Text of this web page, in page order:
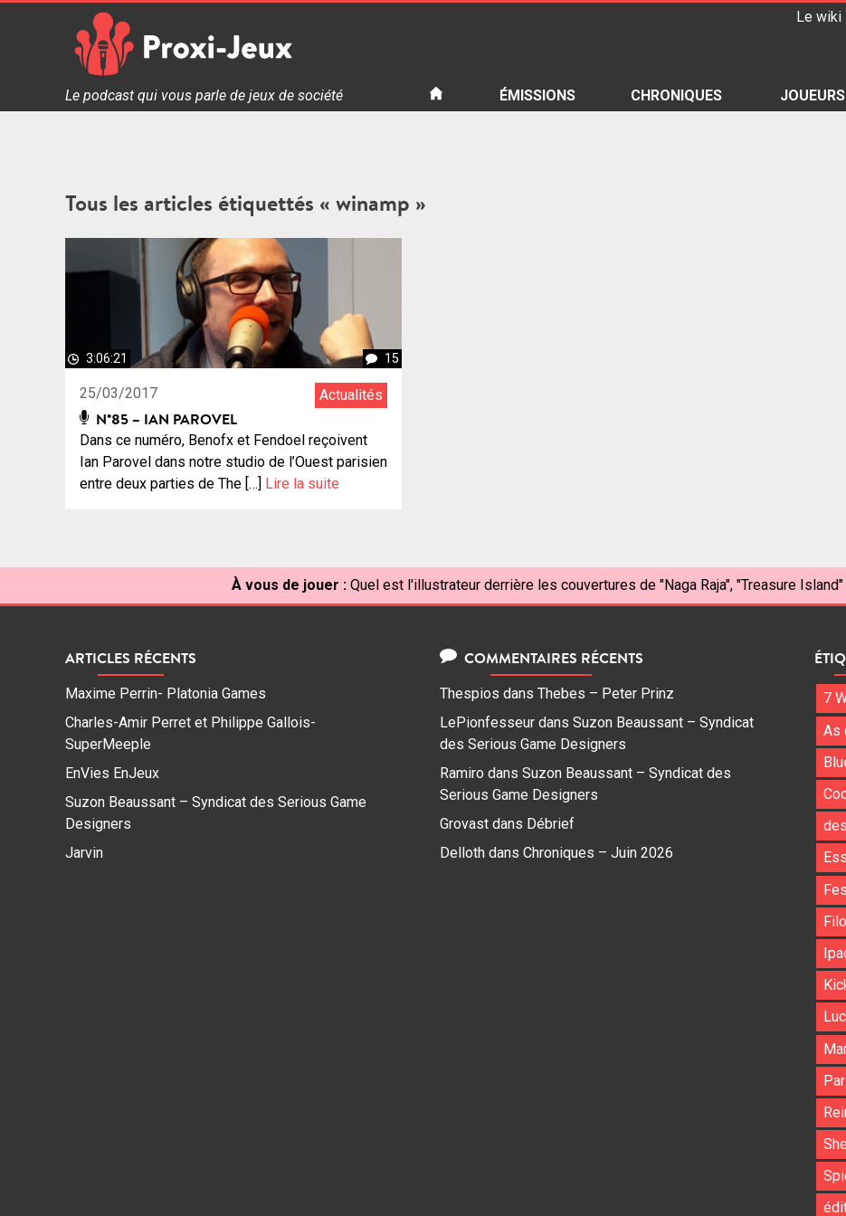
Le wiki
Proxi Jeux - Le podcast qui vous parle de jeux de société
Le podcast qui vous parle de jeux de société ÉMISSIONS CHRONIQUES
Tous les articles étiquettés « winamp »
3:06:21 15
25/03/2017 Actualités
N°85 – IAN PAROVEL
Dans ce numéro, Benofx et Fendoel reçoivent
Ian Parovel dans notre studio de l’Ouest parisien
entre deux parties de The […] Lire la suite
À vous de jouer : Quel est l'illustrateur derrière les couvertures de "Naga Raja", "Treasure
ARTICLES RÉCENTS
Maxime Perrin- Platonia Games
Charles-Amir Perret et Philippe Gallois-
SuperMeeple
EnVies EnJeux
Suzon Beaussant – Syndicat des Serious Game
Designers
Jarvin
COMMENTAIRES RÉCENTS
Thespios dans Thebes – Peter Prinz
LePionfesseur dans Suzon Beaussant – Syndicat
des Serious Game Designers
Ramiro dans Suzon Beaussant – Syndicat des
Serious Game Designers
Grovast dans Débrief
Delloth dans Chroniques – Juin 2026
7
As